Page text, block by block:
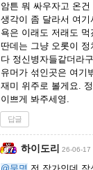
암튼 뭐 싸우자고 온건
생각이 좀 달라서 여기
욕은 이래도 저래도 먹
딴데는 그냥 오롯이 정
다 정신병자들같더라
유머가 섞인곳은 여기
재미 위주로 볼게요.
이쁘게 봐주세영.
답글
하이도리 26-06-17